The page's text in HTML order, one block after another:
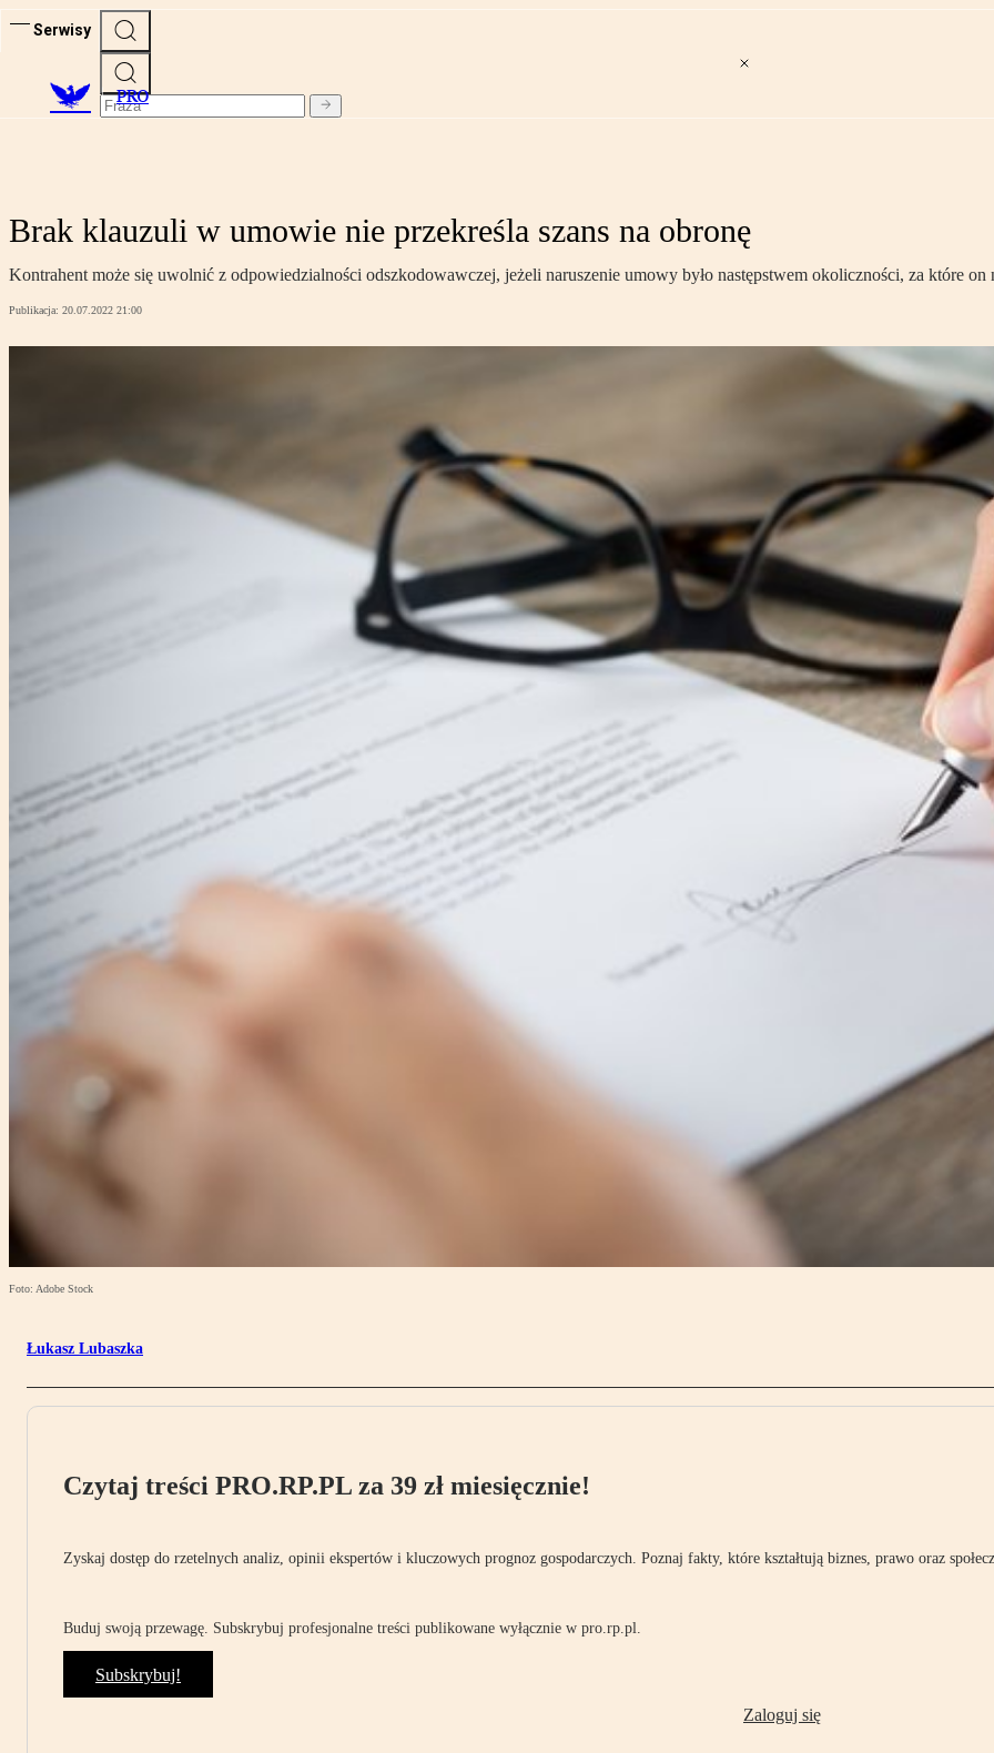
Serwisy
PRO
Brak klauzuli w umowie nie przekreśla szans na obronę
Kontrahent może się uwolnić z odpowiedzialności odszkodowawczej, jeżeli naruszenie umowy było następstwem okoliczności, za które
Publikacja: 20.07.2022 21:00
Foto: Adobe Stock
Łukasz Lubaszka
Czytaj treści PRO.RP.PL za 39 zł miesięcznie!
Zyskaj dostęp do rzetelnych analiz, opinii ekspertów i kluczowych prognoz gospodarczych. Poznaj fakty, które kształtują biznes, prawo oraz
Buduj swoją przewagę. Subskrybuj profesjonalne treści publikowane wyłącznie w pro.rp.pl.
Subskrybuj!
Zaloguj się